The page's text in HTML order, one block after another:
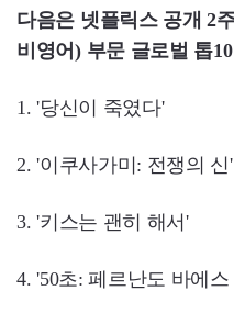
다음은 넷플릭스 공개 2
비영어) 부문 글로벌 톱
1. '당신이 죽였다'
2. '이쿠사가미: 전쟁의 신'
3. '키스는 괜히 해서'
4. '50초: 페르난도 바에